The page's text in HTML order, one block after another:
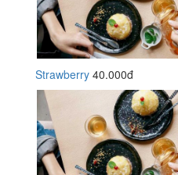
Strawberry 40.000đ